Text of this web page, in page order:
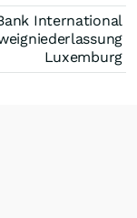
International
Luxemburg